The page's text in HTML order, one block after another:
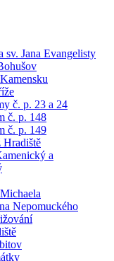
sv. Jana Evangelisty
č. p. 23 a 24
č. p. 148
č. p. 149
Hradiště
a
Nepomuckého